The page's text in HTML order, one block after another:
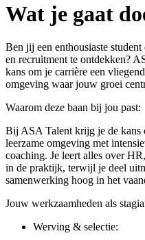
Wat je gaat
Ben jij een enthousiaste
en recruitment te ontdekken?
kans om je carrière een
omgeving waar jouw groei
Waarom deze baan bij jou past:
Bij ASA Talent krijg je de kans
leerzame omgeving met
coaching. Je leert alles over
in de praktijk, terwijl je deel
samenwerking hoog in het
Jouw werkzaamheden als
Werving & selectie: